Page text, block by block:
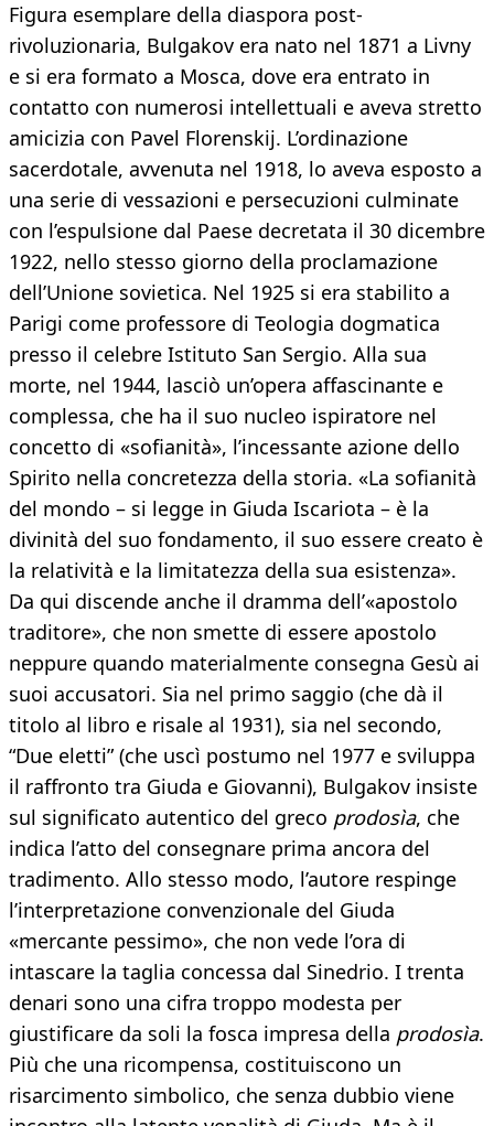
Figura esemplare della diaspora post-
rivoluzionaria, Bulgakov era nato nel 1871 a Livny
e si era formato a Mosca, dove era entrato in
contatto con numerosi intellettuali e aveva stretto
amicizia con Pavel Florenskij. L’ordinazione
sacerdotale, avvenuta nel 1918, lo aveva esposto a
una serie di vessazioni e persecuzioni culminate
con l’espulsione dal Paese decretata il 30 dicembre
1922, nello stesso giorno della proclamazione
dell’Unione sovietica. Nel 1925 si era stabilito a
Parigi come professore di Teologia dogmatica
presso il celebre Istituto San Sergio. Alla sua
morte, nel 1944, lasciò un’opera affascinante e
complessa, che ha il suo nucleo ispiratore nel
concetto di «sofianità», l’incessante azione dello
Spirito nella concretezza della storia. «La sofianità
del mondo – si legge in Giuda Iscariota – è la
divinità del suo fondamento, il suo essere creato è
la relatività e la limitatezza della sua esistenza».
Da qui discende anche il dramma dell’«apostolo
traditore», che non smette di essere apostolo
neppure quando materialmente consegna Gesù ai
suoi accusatori. Sia nel primo saggio (che dà il
titolo al libro e risale al 1931), sia nel secondo,
“Due eletti” (che uscì postumo nel 1977 e sviluppa
il raffronto tra Giuda e Giovanni), Bulgakov insiste
sul significato autentico del greco prodosìa, che
indica l’atto del consegnare prima ancora del
tradimento. Allo stesso modo, l’autore respinge
l’interpretazione convenzionale del Giuda
«mercante pessimo», che non vede l’ora di
intascare la taglia concessa dal Sinedrio. I trenta
denari sono una cifra troppo modesta per
giustificare da soli la fosca impresa della prodosìa.
Più che una ricompensa, costituiscono un
risarcimento simbolico, che senza dubbio viene